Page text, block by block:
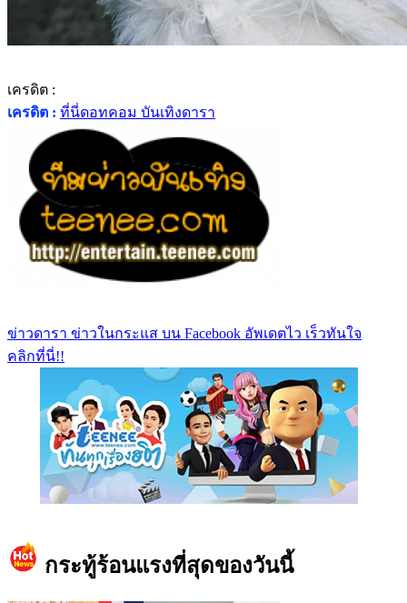
เครดิต :
เครดิต : ที่นี่ดอทคอม บันเทิงดารา
ข่าวดารา ข่าวในกระแส บน Facebook อัพเดตไว เร็วทันใจ
คลิกที่นี่!!
กระทู้ร้อนแรงที่สุดของวันนี้